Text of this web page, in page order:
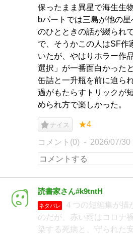
保ったまま異星で海生生
bパートでは三島が他の
のひとときの話が綴られ
で、そうかこの人はSF作
いたが、やはりホラー作
選択」が一番面白かった
缶詰と一升瓶を前に迫ら
過がもたらすトリックが
められ方で楽しかった。
ナイス ★4
コメント(0) 2026/07/30
読書家さん#k9tntH
ネタバレ
４つの短編集が描
のだが、赤い雨はコロナ
染する死病と、守られた